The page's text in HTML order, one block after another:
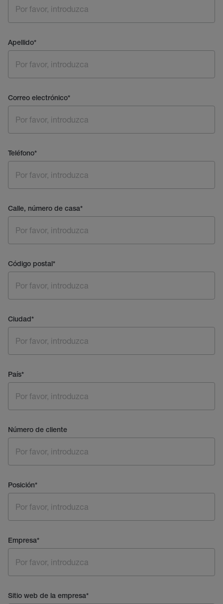
Apellido*
Correo electrónico*
Teléfono*
Calle, número de casa*
Código postal*
Ciudad*
País*
Número de cliente
Posición*
Empresa*
Sitio web de la empresa*